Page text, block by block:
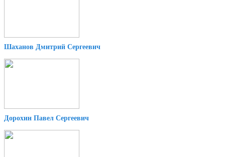
Шаханов Дмитрий Сергеевич
Дорохин Павел Сергеевич